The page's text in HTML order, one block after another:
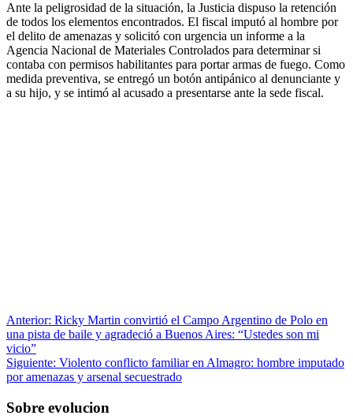
Ante la peligrosidad de la situación, la Justicia dispuso la retención
de todos los elementos encontrados. El fiscal imputó al hombre por
el delito de amenazas y solicitó con urgencia un informe a la
Agencia Nacional de Materiales Controlados para determinar si
contaba con permisos habilitantes para portar armas de fuego. Como
medida preventiva, se entregó un botón antipánico al denunciante y
a su hijo, y se intimó al acusado a presentarse ante la sede fiscal.
Anterior: Ricky Martin convirtió el Campo Argentino de Polo en
una pista de baile y agradeció a Buenos Aires: “Ustedes son mi
vicio”
Siguiente: Violento conflicto familiar en Almagro: hombre imputado
por amenazas y arsenal secuestrado
Sobre evolucion